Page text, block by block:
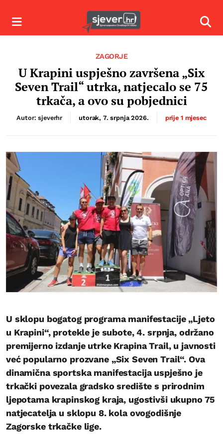
Izbornik
ZAGORJE
U Krapini uspješno završena „Six
Seven Trail“ utrka, natjecalo se 75
trkača, a ovo su pobjednici
Autor: sjeverhr utorak, 7. srpnja 2026. prije 1 mjesec
U sklopu bogatog programa manifestacije „Ljeto
u Krapini“, protekle je subote, 4. srpnja, održano
premijerno izdanje utrke Krapina Trail, u javnosti
već popularno prozvane „Six Seven Trail“. Ova
dinamična sportska manifestacija uspješno je
trkački povezala gradsko središte s prirodnim
ljepotama krapinskog kraja, ugostivši ukupno 75
natjecatelja u sklopu 8. kola ovogodišnje
Zagorske trkačke lige.